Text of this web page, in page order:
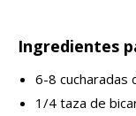
Ingredientes
6-8 cucharadas
1/4 taza de